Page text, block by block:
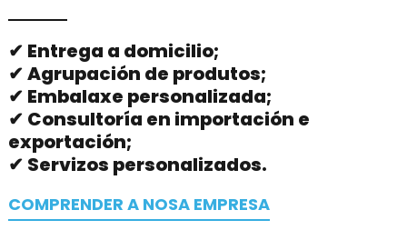
✔ Entrega a domicilio;
✔ Agrupación de produtos;
✔ Embalaxe personalizada;
✔ Consultoría en importación e
exportación;
✔ Servizos personalizados.
COMPRENDER A NOSA EMPRESA